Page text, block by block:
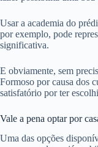
Usar a academia do
por exemplo, pode
significativa.
E obviamente, sem
Formoso por causa dos
satisfatório por ter
Vale a pena optar por
Uma das opções